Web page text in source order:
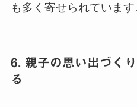
も多く寄せられています
6. 親子の思い出づく
る